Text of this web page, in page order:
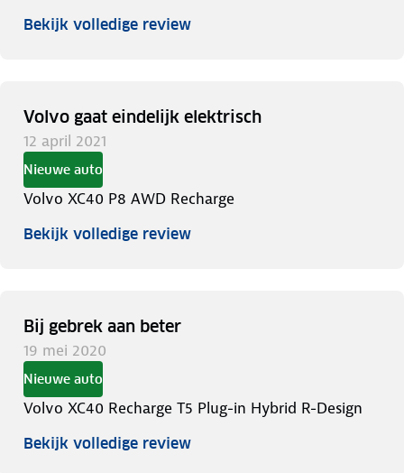
Bekijk volledige review
Volvo gaat eindelijk elektrisch
12 april 2021
Nieuwe auto
Volvo XC40 P8 AWD Recharge
Bekijk volledige review
Bij gebrek aan beter
19 mei 2020
Nieuwe auto
Volvo XC40 Recharge T5 Plug-in Hybrid R-Design
Bekijk volledige review